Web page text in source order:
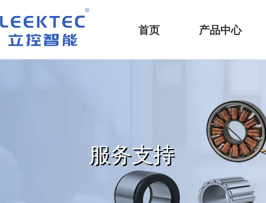
深圳市立控智能科技有限公司
首页
产品中心
服务支持